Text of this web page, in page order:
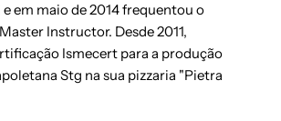
e em maio de 2014 frequentou o
Instructor. Desde 2011,
Ismecert para a produção
Stg na sua pizzaria "Pietra